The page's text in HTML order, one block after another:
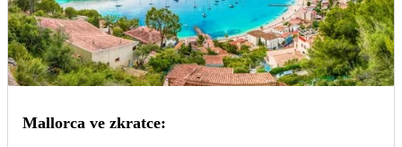
Mallorca ve zkratce: